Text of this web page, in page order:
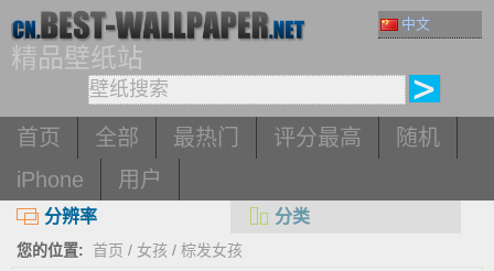
中文
精品壁纸站
首页 全部 最热门 评分最高
随机
iPhone
用户
分辨率 分类
您的位置: 首页 / 女孩 / 棕发女孩